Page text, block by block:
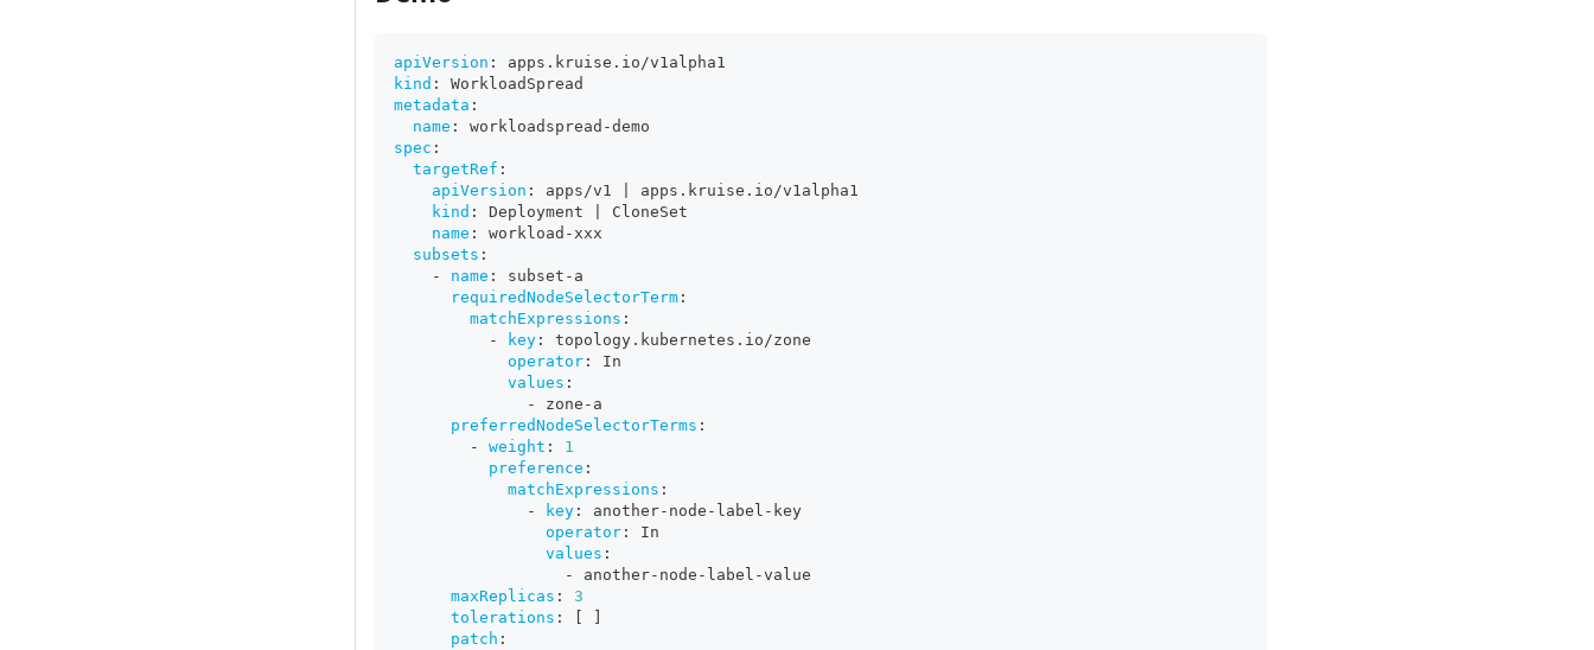
apiVersion :
apps.kruise.io/v1alpha1
kind :
WorkloadSpread
metadata :
name : workloadspread -demo
spec :
targetRef :
apiVersion : apps/v1
apps.kruise.io/v1alpha1
kind : Deployment
CloneSet
name : workload -xxx
subsets :
-
name : subset - a
requiredNodeSelectorTerm :
matchExpressions :
-
key :
topology.kubernetes.io/zone
operator :
In
values :
-
zone - a
preferredNodeSelectorTerms :
-
weight :
1
preference :
matchExpressions :
-
key : another- node - label - key
operator :
In
values :
-
another- node - label -value
maxReplicas :
3
tolerations :
patch :